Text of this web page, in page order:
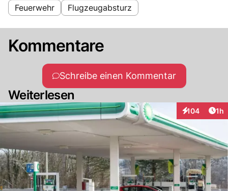
Feuerwehr Flugzeugabsturz
Kommentare
Schreibe einen Kommentar
Weiterlesen
104
Interaktionen
1h